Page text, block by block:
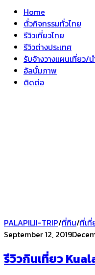
Home
ตั๋วกิจกรรมทั่วไทย
รีวิวเที่ยวไทย
รีวิวต่างประเทศ
รับจ้างวางแผนเที่ยว/
อัลบั้มภาพ
ติดต่อ
PALAPILII-TRIP/ที่กิน/ที่เที่
Posted
September 12, 2019
รีวิวกินเที่ยว